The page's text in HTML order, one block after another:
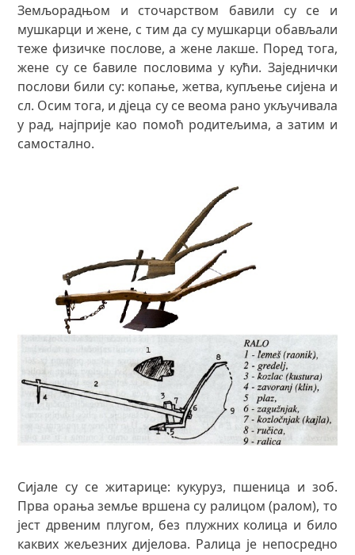
Земљорадњом и сточарством бавили су се и
мушкарци и жене, с тим да су мушкарци обављали
теже физичке послове, а жене лакше. Поред тога,
жене су се бавиле пословима у кући. Заједнички
послови били су: копање, жетва, купљење сијена и
сл. Осим тога, и дјеца су се веома рано укључивала
у рад, најприје као помоћ родитељима, а затим и
самостално.
Сијале су се житарице: кукуруз, пшеница и зоб.
Прва орања земље вршена су ралицом (ралом), то
јест дрвеним плугом, без плужних колица и било
каквих жељезних дијелова. Ралица је непосредно